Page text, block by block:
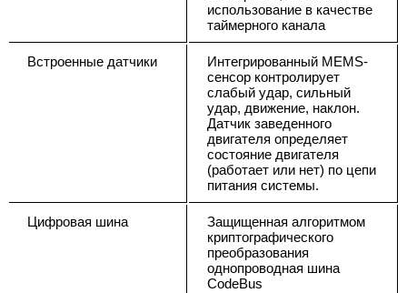
использование в качестве
таймерного канала
Встроенные датчики
Интегрированный MEMS-
сенсор контролирует
слабый удар, сильный
удар, движение, наклон.
Датчик заведенного
двигателя определяет
состояние двигателя
(работает или нет) по цепи
питания системы.
Цифровая шина
Защищенная алгоритмом
криптографического
преобразования
однопроводная шина
CodeBus